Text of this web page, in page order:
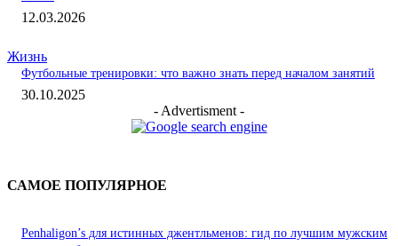
12.03.2026
Жизнь
Футбольные тренировки: что важно знать перед началом занятий
30.10.2025
- Advertisment -
САМОЕ ПОПУЛЯРНОЕ
Penhaligon’s для истинных джентльменов: гид по лучшим мужским